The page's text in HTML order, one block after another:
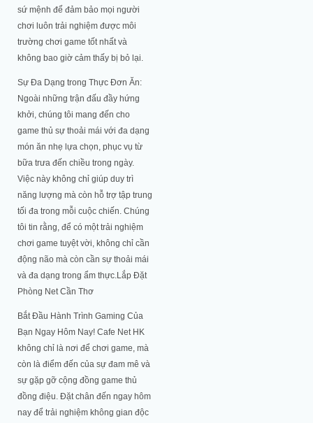
sứ mệnh để đảm bảo mọi người
chơi luôn trải nghiệm được môi
trường chơi game tốt nhất và
không bao giờ cảm thấy bị bỏ lại.
Sự Đa Dạng trong Thực Đơn Ăn:
Ngoài những trận đấu đầy hứng
khởi, chúng tôi mang đến cho
game thủ sự thoải mái với đa dạng
món ăn nhẹ lựa chọn, phục vụ từ
bữa trưa đến chiều trong ngày.
Việc này không chỉ giúp duy trì
năng lượng mà còn hỗ trợ tập trung
tối đa trong mỗi cuộc chiến. Chúng
tôi tin rằng, để có một trải nghiệm
chơi game tuyệt vời, không chỉ cần
động não mà còn cần sự thoải mái
và đa dạng trong ẩm thực.Lắp Đặt
Phòng Net Cần Thơ
Bắt Đầu Hành Trình Gaming Của
Bạn Ngay Hôm Nay! Cafe Net HK
không chỉ là nơi để chơi game, mà
còn là điểm đến của sự đam mê và
sự gặp gỡ cộng đồng game thủ
đồng điệu. Đặt chân đến ngay hôm
nay để trải nghiệm không gian độc